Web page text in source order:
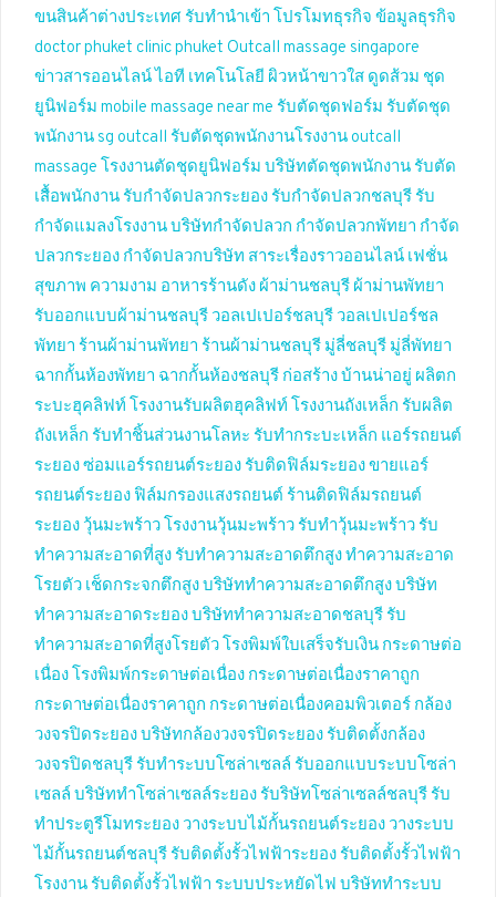
ขนสินค้าต่างประเทศ รับทำนำเข้า โปรโมทธุรกิจ ข้อมูลธุรกิจ
doctor phuket clinic phuket Outcall massage singapore
ข่าวสารออนไลน์ไอที เทคโนโลยี ผิวหน้าขาวใส ดูดส้วม ชุด
ยูนิฟอร์ม mobile massage near me รับตัดชุดฟอร์ม รับตัดชุด
พนักงาน sg outcall รับตัดชุดพนักงานโรงงาน outcall
massage โรงงานตัดชุดยูนิฟอร์ม บริษัทตัดชุดพนักงาน รับตัด
เสื้อพนักงาน รับกำจัดปลวกระยอง รับกำจัดปลวกชลบุรี รับ
กำจัดแมลงโรงงานบริษัทกำจัดปลวก กำจัดปลวกพัทยา กำจัด
ปลวกระยอง กำจัดปลวกบริษัท สาระเรื่องราวออนไลน์ เฟชั่น
สุขภาพ ความงาม อาหารร้านดัง ผ้าม่านชลบุรี ผ้าม่านพัทยา
รับออกแบบผ้าม่านชลบุรี วอลเปเปอร์ชลบุรี วอลเปเปอร์ชล
พัทยา ร้านผ้าม่านพัทยา ร้านผ้าม่านชลบุรี มู่ลี่ชลบุรี มู่ลี่พัทยา
ฉากกั้นห้องพัทยา ฉากกั้นห้องชลบุรี ก่อสร้าง บ้านน่าอยู่ ผลิตก
ระบะฮุคลิฟท์ โรงงานรับผลิตฮุคลิฟท์ โรงงานถังเหล็ก รับผลิต
ถังเหล็ก รับทำชิ้นส่วนงานโลหะ รับทำกระบะเหล็ก แอร์รถยนต์
ระยองซ่อมแอร์รถยนต์ระยอง รับติดฟิล์มระยองขายแอร์
รถยนต์ระยอง ฟิล์มกรองแสงรถยนต์ ร้านติดฟิล์มรถยนต์
ระยอง วุ้นมะพร้าว โรงงานวุ้นมะพร้าว รับทำวุ้นมะพร้าว รับ
ทำความสะอาดที่สูง รับทำความสะอาดตึกสูงทำความสะอาด
โรยตัว เช็ดกระจกตึกสูงบริษัททำความสะอาดตึกสูงบริษัท
ทำความสะอาดระยองบริษัททำความสะอาดชลบุรี รับ
ทำความสะอาดที่สูงโรยตัว โรงพิมพ์ใบเสร็จรับเงิน กระดาษต่อ
เนื่อง โรงพิมพ์กระดาษต่อเนื่อง กระดาษต่อเนื่องราคาถูก
กระดาษต่อเนื่องราคาถูก กระดาษต่อเนื่องคอมพิวเตอร์ กล้อง
วงจรปิดระยองบริษัทกล้องวงจรปิดระยอง รับติดตั้งกล้อง
วงจรปิดชลบุรี รับทำระบบโซล่าเซลล์ รับออกแบบระบบโซล่า
เซลล์ บริษัททำโซล่าเซลล์ระยอง รับริษัทโซล่าเซลล์ชลบุรี รับ
ทำประตูรีโมทระยอง วางระบบไม้กั้นรถยนต์ระยอง วางระบบ
ไม้กั้นรถยนต์ชลบุรี รับติดตั้งรั้วไฟฟ้าระยอง รับติดตั้งรั้วไฟฟ้า
โรงงาน รับติดตั้งรั้วไฟฟ้า ระบบประหยัดไฟ บริษัททำระบบ